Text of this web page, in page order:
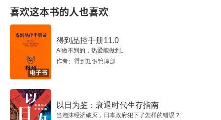
数学附录
重要是电磁力和引力）的标准粒子模型，其理论即
量子力学，由于自旋不同，基本粒子分成费米子和
玻色子，费米子需要满足泡利不相容原理，相同的
态容不下两个费米子，所以我们的身体、桌椅这些
费米子组成的物质才能得以存在不坍塌。而玻色子
就不需要满足泡利不相容原理，可以堆叠在一起。
玻色子是力的传递介质。例如光子是玻色子，是传
喜欢这本书的人也喜欢
电子书
得到品控手册11.0
AI做不到的，热爱能做到。
作者：得到知识管理部
以日为鉴：衰退时代生存指南
当泡沫经济破灭，日本政府犯下了怎样的错误？